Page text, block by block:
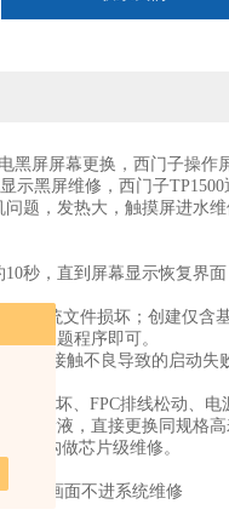
黑屏屏幕更换，西门子操
示黑屏维修，西门子
题，发热大，触摸屏进水
秒，直到屏幕显示恢复界
除系统文件损坏；创建仅含
位问题程序即可。
块、接触不良导致的启动失
片损坏、FPC排线松动、电
包漏液，直接更换同规格
机构做芯片级维修。